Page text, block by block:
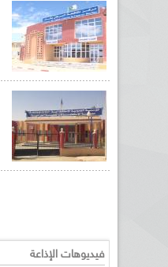
فيديوهات الإذاعة